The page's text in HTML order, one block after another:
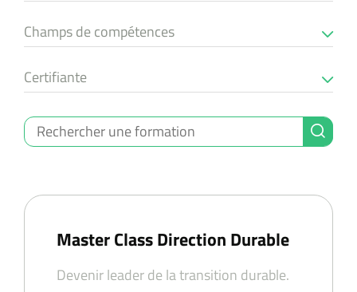
Master Class Direction Durable
Devenir leader de la transition durable.